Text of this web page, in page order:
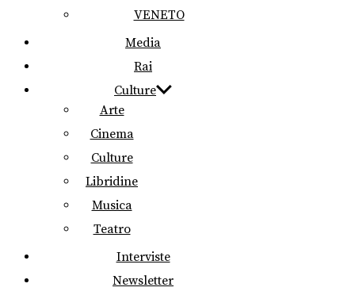
VENETO
Media
Rai
Culture
Arte
Cinema
Culture
Libridine
Musica
Teatro
Interviste
Newsletter